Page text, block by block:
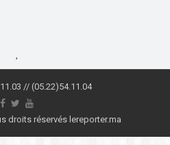
,
// (05.22)54.11.04
droits réservés lereporter.ma